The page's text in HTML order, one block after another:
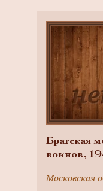
Братская
воинов,